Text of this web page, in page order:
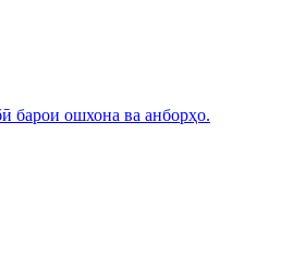
барои ошхона ва анборҳо.